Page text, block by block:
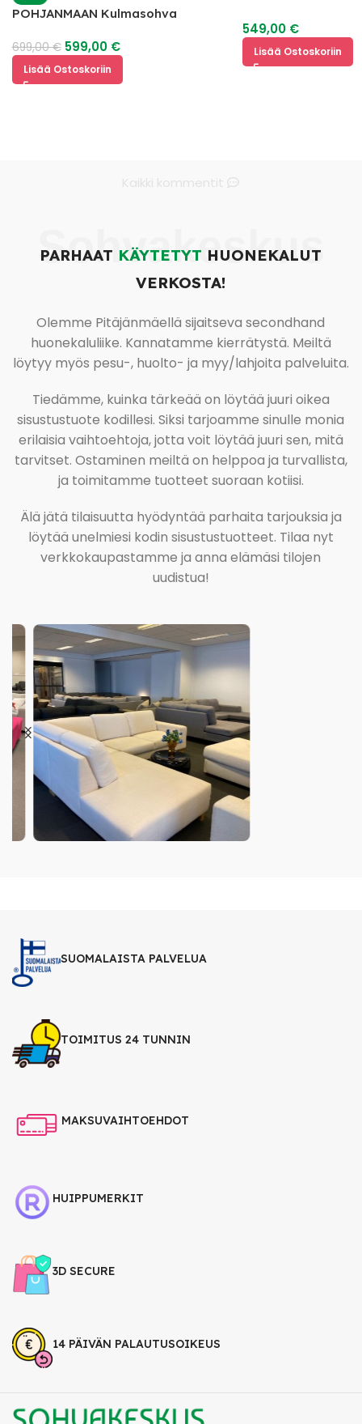
POHJANMAAN Kulmasohva
699,00€ 599,00 €
Lisää Ostoskoriin
549,00 €
Lisää Ostoskoriin
Sohvakeskus
PARHAAT KÄYTETYT HUONEKALUT
VERKOSTA!
Olemme Pitäjänmäellä sijaitseva secondhand
huonekaluliike. Kannatamme kierrätystä. Meiltä
löytyy myös pesu-, huolto- ja myy/lahjoita palveluita.
Tiedämme, kuinka tärkeää on löytää juuri oikea
sisustustuote kodillesi. Siksi tarjoamme sinulle monia
erilaisia vaihtoehtoja, jotta voit löytää juuri sen, mitä
tarvitset. Ostaminen meiltä on helppoa ja turvallista,
ja toimitamme tuotteet suoraan kotiisi.
Älä jätä tilaisuutta hyödyntää parhaita tarjouksia ja
löytää unelmiesi kodin sisustustuotteet. Tilaa nyt
verkkokaupastamme ja anna elämäsi tilojen
uudistua!
SUOMALAISTA PALVELUA
TOIMITUS 24 TUNNIN
MAKSUVAIHTOEHDOT
HUIPPUMERKIT
3D SECURE
14 PÄIVÄN PALAUTUSOIKEUS